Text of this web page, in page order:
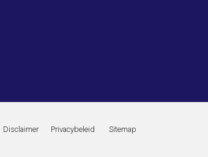
Disclaimer Privacybeleid Sitemap